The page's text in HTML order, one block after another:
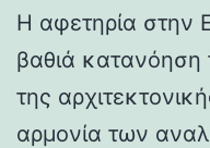
Η αφετηρία στην
βαθιά
της
αρμονία των